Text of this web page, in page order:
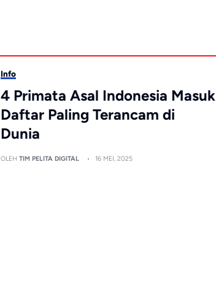
Info
4 Primata Asal Indonesia Masuk
Daftar Paling Terancam di
Dunia
OLEHTIM PELITA DIGITAL 16 MEI, 2025